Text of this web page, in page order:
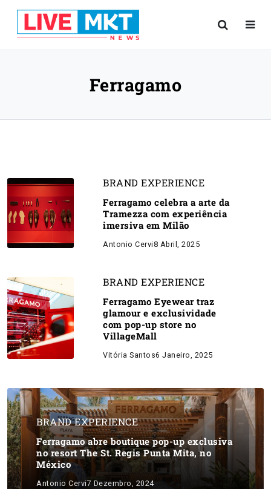
Ferragamo
BRAND EXPERIENCE
Ferragamo celebra a arte da
Tramezza com experiência
imersiva em Milão
Antonio Cervi8 Abril, 2025
BRAND EXPERIENCE
Ferragamo Eyewear traz
glamour e exclusividade
com pop-up store no
VillageMall
Vitória Santos6 Janeiro, 2025
BRAND EXPERIENCE
Ferragamo abre boutique pop-up exclusiva
no resort The St. Regis Punta Mita, no
México
Antonio Cervi7 Dezembro, 2024